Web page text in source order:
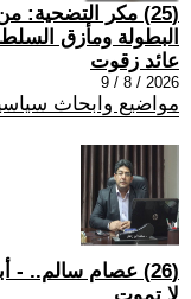
(25) مكر التضحية:
البطولة ومأزق
عائد زقوت
2026 / 8 / 9
مواضيع وابحاث
(26) عصام سالم.. -